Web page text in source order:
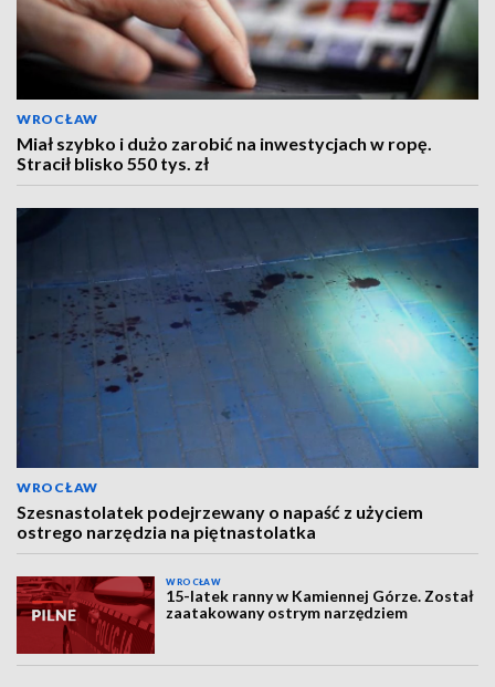
WROCŁAW
Miał szybko i dużo zarobić na inwestycjach w ropę.
Stracił blisko 550 tys. zł
WROCŁAW
Szesnastolatek podejrzewany o napaść z użyciem
ostrego narzędzia na piętnastolatka
WROCŁAW
15-latek ranny w Kamiennej Górze. Został
zaatakowany ostrym narzędziem